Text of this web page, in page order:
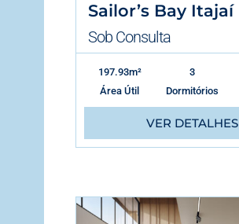
Sailor’s Bay Itajaí
Sob Consulta
197.93m²
Área Útil
3
Dormitórios
VER DETALHES